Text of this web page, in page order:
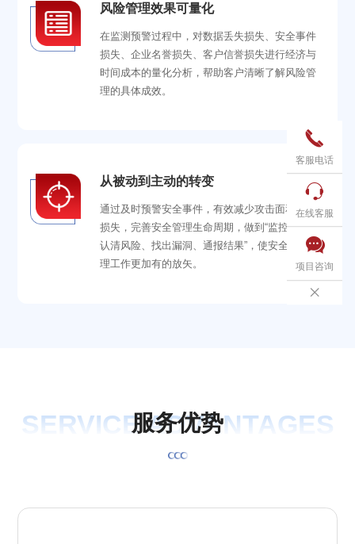
风险管理效果可量化
在监测预警过程中，对数据丢失损失、安全事件
损失、企业名誉损失、客户信誉损失进行经济与
时间成本的量化分析，帮助客户清晰了解风险管
理的具体成效。
从被动到主动的转变
通过及时预警安全事件，有效减少攻击面和资金
损失，完善安全管理生命周期，做到“监控家底、
认清风险、找出漏洞、通报结果”，使安全运维管
理工作更加有的放矢。
SERVICE ADVANTAGES
服务优势

客服电话

在线客服

项目咨询
